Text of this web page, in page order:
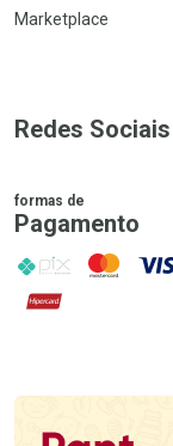
Marketplace
Redes Sociais
formas de
Pagamento
PIX MasterCard
VISA
Hipercard
Promoção